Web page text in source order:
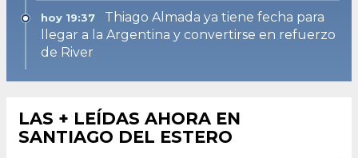
hoy 19:37
Thiago Almada ya tiene fecha para
llegar a la Argentina y convertirse en refuerzo
de River
LAS + LEÍDAS AHORA EN
SANTIAGO DEL ESTERO